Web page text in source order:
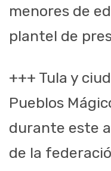
menores de
plantel de
+++ Tula y
Pueblos
durante este
de la